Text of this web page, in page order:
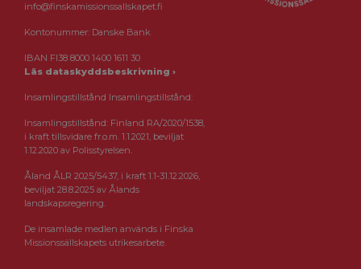
info@finskamissionssallskapet.fi
Kontonummer: Danske Bank
IBAN FI38 8000 1400 1611 30
Läs dataskyddsbeskrivning ›
Insamlingstillstånd Insamlingstillstånd:
Insamlingstillstånd: Finland RA/2020/1538,
i kraft tillsvidare fr.o.m. 1.1.2021, beviljat
1.12.2020 av Polisstyrelsen.
Åland ÅLR 2025/5437, i kraft 1.1-31.12.2026,
beviljat 28.8.2025 av Ålands
landskapsregering.
De insamlade medlen används i Finska
Missionssällskapets utrikesarbete.